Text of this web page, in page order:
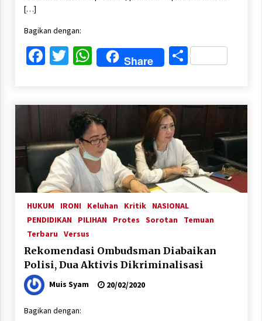
[…]
Bagikan dengan:
Facebook
Twitter
WhatsApp
Share Share
HUKUM IRONI Keluhan Kritik
NASIONAL
PENDIDIKAN
PILIHAN Protes Sorotan
Temuan
Terbaru Versus
Rekomendasi Ombudsman Diabaikan
Polisi, Dua Aktivis Dikriminalisasi
Muis Syam 20/02/2020
Bagikan dengan: